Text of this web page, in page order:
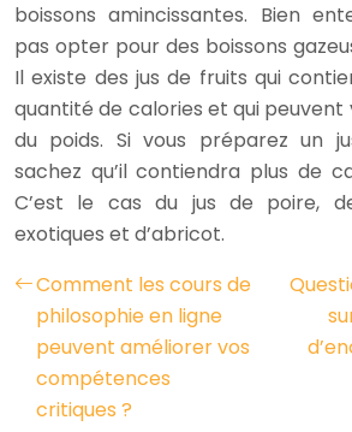
boissons amincissantes. Bien
pas opter pour des boissons
Il existe des jus de fruits qui
quantité de calories et qui peuvent
du poids. Si vous préparez un
sachez qu’il contiendra plus de
C’est le cas du jus de poire,
exotiques et d’abricot.
Comment les cours de
philosophie en ligne
peuvent améliorer vos
compétences
critiques ?